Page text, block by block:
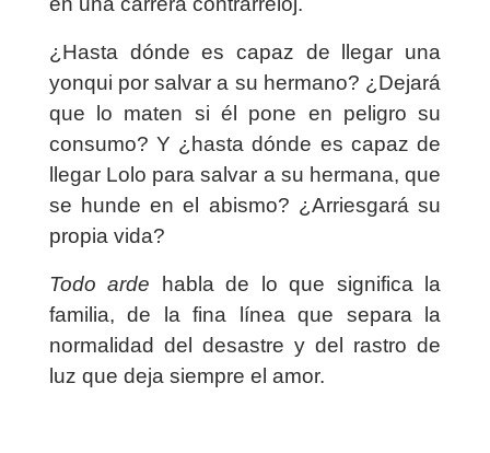
¿Hasta dónde es capaz de llegar una
yonqui por salvar a su hermano? ¿Dejará
que lo maten si él pone en peligro su
consumo? Y ¿hasta dónde es capaz de
llegar Lolo para salvar a su hermana, que
se hunde en el abismo? ¿Arriesgará su
propia vida?
Todo arde
habla de lo que significa la
familia, de la fina línea que separa la
normalidad del desastre y del rastro de
luz que deja siempre el amor.